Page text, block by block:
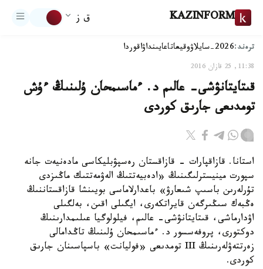
KAZINFORM ق ز
ترەند:2026-سايلاۋ وقيعاتاعايىنداۋاقوردا
11:38, 25 قازان 2016
قىتايتانۋشى- عالىم د. ءماسىمحان ۇلىنىڭ ءۇش
تومدىعى جارىق كوردى
استانا. قازاقپارات - قازاقستان رەسپۋبليكاسى مادەنيەت جانە
سپورت مينيسترلىگىنىڭ «ادەبيەتتىڭ الەۋمەتتىك ماڭىزدى
تۇرلەرىن باسىپ شىعارۋ» باعدارلاماسى بويىنشا قازاقستاننىڭ
ەڭبەك سىڭىرگەن قايراتكەرى، ايگىلى اقىن، بەلگىلى
اۋدارماشى، قىتايتانۋشى- عالىم، فيلولوگيا عىلىمدارىنىڭ
دوكتورى، پروفەسسور د. ءماسىمحان ۇلىنىڭ تاڭدامالى
زەرتتەۋلەرىنىڭ III تومدىعى «فوليانت» باسپاسىنان جارىق
كوردى.